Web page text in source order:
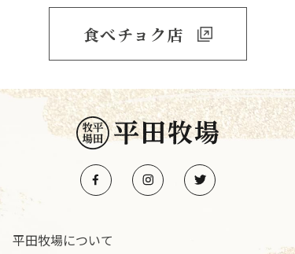
食べチョク店
平田牧場について